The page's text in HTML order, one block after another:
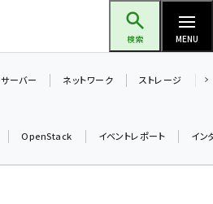
検索 MENU
サーバー ネットワーク ストレージ
OpenStack イベントレポート イン